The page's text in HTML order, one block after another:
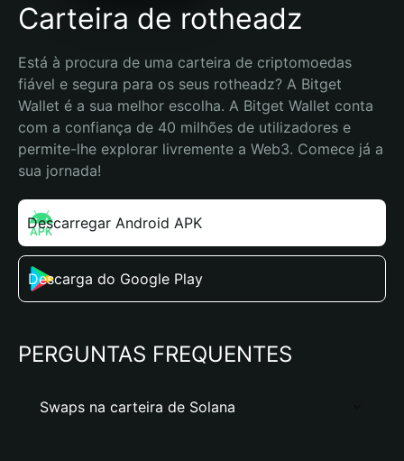
Carteira de rotheadz
Está à procura de uma carteira de criptomoedas
fiável e segura para os seus rotheadz? A Bitget
Wallet é a sua melhor escolha. A Bitget Wallet conta
com a confiança de 40 milhões de utilizadores e
permite-lhe explorar livremente a Web3. Comece já a
sua jornada!
Descarregar Android APK
Descarga do Google Play
PERGUNTAS FREQUENTES
Swaps na carteira de Solana